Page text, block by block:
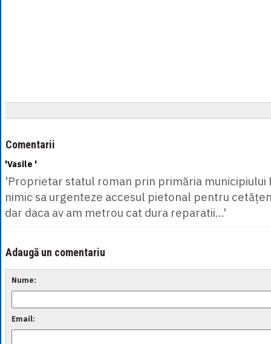
Comentarii
'Vasile '
'Proprietar statul roman prin primăria municipiului
nimic sa urgenteze accesul pietonal pentru
dar daca av am metrou cat dura reparatii...'
Adaugă un comentariu
Nume:
Email: